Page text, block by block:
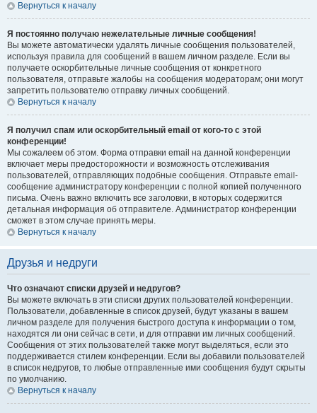
Вернуться к началу
Я постоянно получаю нежелательные личные сообщения!
Вы можете автоматически удалять личные сообщения пользователей,
используя правила для сообщений в вашем личном разделе. Если вы
получаете оскорбительные личные сообщения от конкретного
пользователя, отправьте жалобы на сообщения модераторам; они могут
запретить пользователю отправку личных сообщений.
Вернуться к началу
Я получил спам или оскорбительный email от кого-то с этой
конференции!
Мы сожалеем об этом. Форма отправки email на данной конференции
включает меры предосторожности и возможность отслеживания
пользователей, отправляющих подобные сообщения. Отправьте email-
сообщение администратору конференции с полной копией полученного
письма. Очень важно включить все заголовки, в которых содержится
детальная информация об отправителе. Администратор конференции
сможет в этом случае принять меры.
Вернуться к началу
Друзья и недруги
Что означают списки друзей и недругов?
Вы можете включать в эти списки других пользователей конференции.
Пользователи, добавленные в список друзей, будут указаны в вашем
личном разделе для получения быстрого доступа к информации о том,
находятся ли они сейчас в сети, и для отправки им личных сообщений.
Сообщения от этих пользователей также могут выделяться, если это
поддерживается стилем конференции. Если вы добавили пользователей
в список недругов, то любые отправленные ими сообщения будут скрыты
по умолчанию.
Вернуться к началу